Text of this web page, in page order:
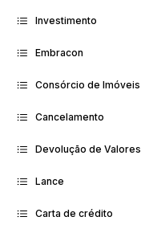
Investimento
Embracon
Consórcio de Imóveis
Cancelamento
Devolução de Valores
Lance
Carta de crédito